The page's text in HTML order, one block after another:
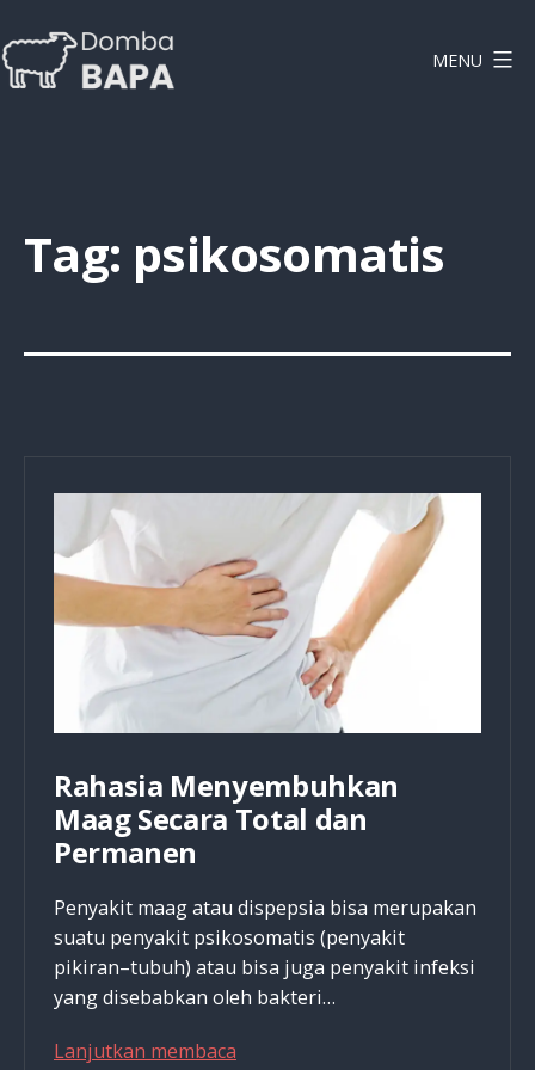
ke
konten
MENU
Tag: psikosomatis
Rahasia Menyembuhkan
Maag Secara Total dan
Permanen
Penyakit maag atau dispepsia bisa merupakan
suatu penyakit psikosomatis (penyakit
pikiran–tubuh) atau bisa juga penyakit infeksi
yang disebabkan oleh bakteri…
Lanjutkan membaca